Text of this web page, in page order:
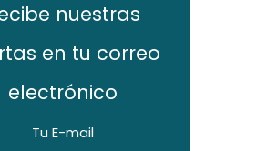
nuestras
en tu correo
electrónico